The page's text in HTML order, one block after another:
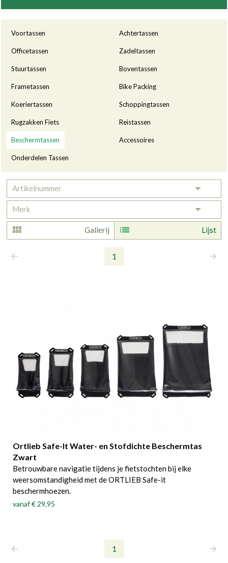
Categorieën
Voortassen Achtertassen
Officetassen Zadeltassen
Stuurtassen Boventassen
Frametassen Bike Packing
Koeriertassen Schoppingtassen
Rugzakken Fiets Reistassen
Beschermtassen Accessoires
Onderdelen Tassen
Artikelnummer
Toggle
Merk
Toggle
Gallerij
Lijst
1
Ortlieb Safe-It Water- en Stofdichte Beschermtas
Zwart
Betrouwbare navigatie tijdens je fietstochten bij elke
weersomstandigheid met de ORTLIEB Safe-it
beschermhoezen.
vanaf€ 29,95
1